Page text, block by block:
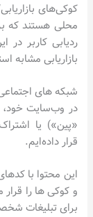
کوکی‌های
محلی هستند که
ردیابی کاربر
بازاریابی مشابه
شبکه های
در وب‌سایت خود،
«پین») یا
قرار داده‌ایم.
این محتوا با
و کوکی ها را
برای تبلیغات